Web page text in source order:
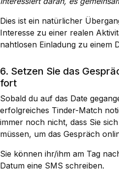
Dies ist ein natürlicher
Interesse zu einer realen
nahtlosen Einladung zu einem
6. Setzen Sie das
fort
Sobald du auf das Date
erfolgreiches Tinder-Match
immer noch nicht, dass Sie
müssen, um das Gespräch
Sie können ihr/ihm am Tag
Datum eine SMS schreiben.